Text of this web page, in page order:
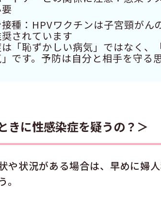
種：HPVワクチンは子宮頸がん
されています
「恥ずかしい病気」ではなく、
です。予防は自分と相手を守る
きに性感染症を疑うの？＞
や状況がある場合は、早めに婦